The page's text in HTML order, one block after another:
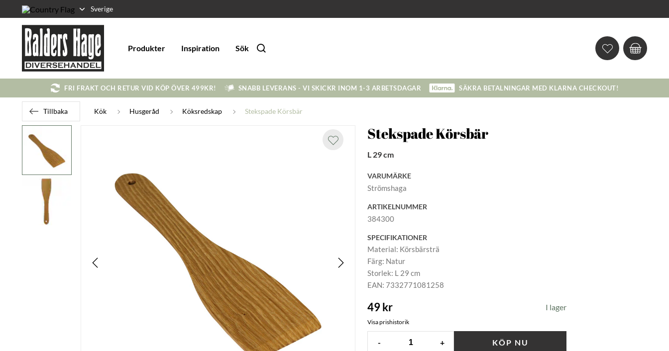
Sverige
Produkter Inspiration Sök
FRI FRAKT OCH RETUR VID KÖP ÖVER 499KR! SNABB LEVERANS - VI SKICKR INOM 1-3 ARBETSDAGAR SÄKRA BETALNINGAR MED KLARNA CHECKOUT!
Tillbaka Kök Husgeråd Köksredskap Stekspade Körsbär
Stekspade Körsbär
L 29 cm
VARUMÄRKE
Strömshaga
ARTIKELNUMMER
384300
SPECIFIKATIONER
Material: Körsbärsträ
Färg: Natur
Storlek: L 29 cm
EAN: 7332771081258
49 kr I lager
Visa prishistorik
- + KÖP NU